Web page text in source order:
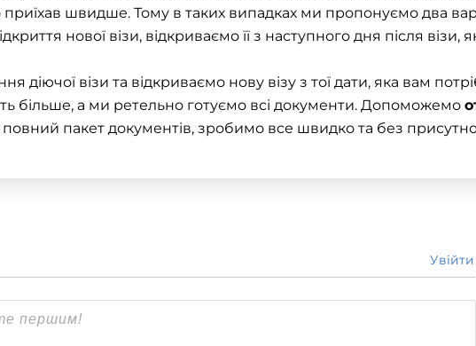
приїхав швидше. Тому в таких випадках ми пропонуємо два
нової візи, відкриваємо її з наступного дня після візи,
візи та відкриваємо нову візу з тої дати, яка вам
більше, а ми ретельно готуємо всі документи. Допоможемо
повний пакет документів, зробимо все швидко та без
Увійти